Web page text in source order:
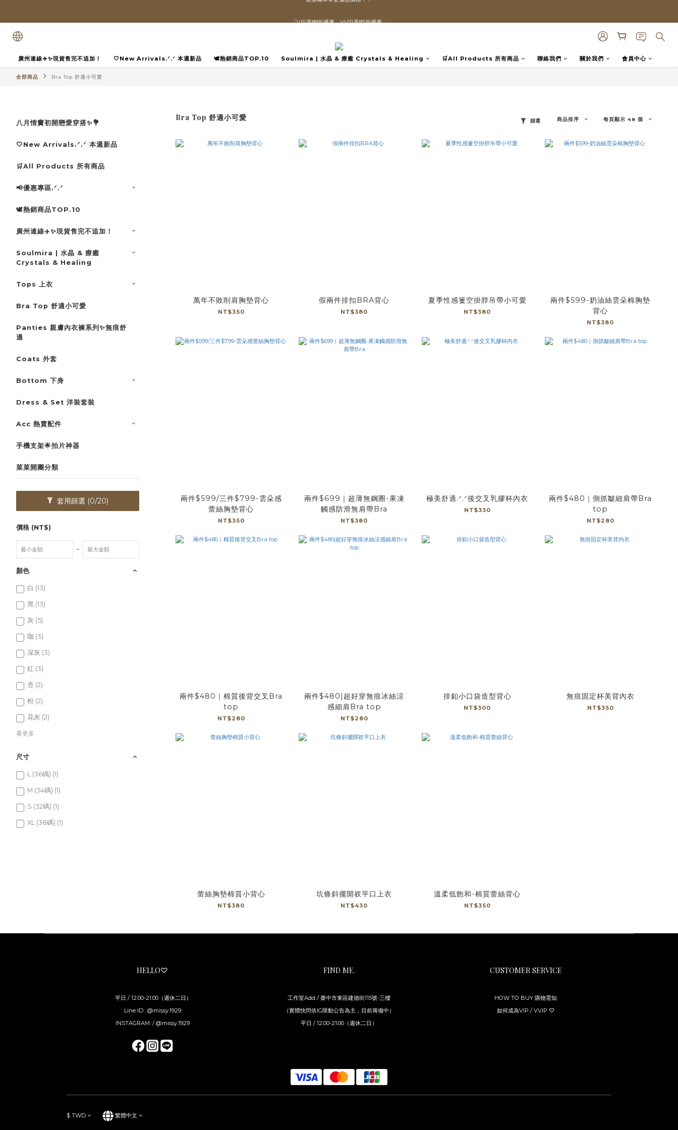
直播喊單享更優惠價格！！
廣州連線✈️✨現貨售完不追加！ 🤍New Arrivals.ᐟ.ᐟ 本週新品 🕊️熱銷商品TOP.10 Soulmira | 水晶 & 療癒 Crystals & Healing 🛒All Products 所有商品 聯絡我們 關於我們 會員中心
全部商品 Bra Top 舒適小可愛
八月情竇初開戀愛穿搭✨💐
🤍New Arrivals.ᐟ.ᐟ 本週新品
🛒All Products 所有商品
📢優惠專區.ᐟ.ᐟ
🕊️熱銷商品TOP.10
廣州連線✈️✨現貨售完不追加！
Soulmira | 水晶 & 療癒
Crystals & Healing
Tops 上衣
Bra Top 舒適小可愛
Panties 親膚內衣褲系列✨無痕舒
適
Coats 外套
Bottom 下身
Dress & Set 洋裝套裝
Acc 熱賣配件
手機支架🌟拍片神器
菜菜開團分類
套用篩選 (0/20)
價格 (NT$)
~
顏色
白 (13)
黑 (13)
灰 (5)
咖 (3)
深灰 (3)
紅 (3)
杏 (2)
粉 (2)
花灰 (2)
看更多
尺寸
L (36碼) (1)
M (34碼) (1)
S (32碼) (1)
XL (38碼) (1)
Bra Top 舒適小可愛 篩選 商品排序 每頁顯示 48 個
萬年不敗削肩胸墊背心
NT$350
假兩件排扣BRA背心
NT$380
夏季性感簍空掛脖吊帶小可愛
NT$380
兩件$599-奶油絲雲朵棉胸墊
背心
NT$380
兩件$599/三件$799-雲朵感
蕾絲胸墊背心
NT$350
兩件$699｜超薄無鋼圈-果凍
觸感防滑無肩帶Bra
NT$380
極美舒適.ᐟ.ᐟ後交叉乳膠杯內衣
NT$330
兩件$480｜側抓皺細肩帶Bra
top
NT$280
兩件$480｜棉質後背交叉Bra
top
NT$280
兩件$480|超好穿無痕冰絲涼
感細肩Bra top
NT$280
排釦小口袋造型背心
NT$300
無痕固定杯美背內衣
NT$350
蕾絲胸墊棉質小背心
NT$380
坑條斜擺開衩平口上衣
NT$430
溫柔低飽和-棉質蕾絲背心
NT$350
HELLO♡
平日 / 12:00-21:00（週休二日）
Line ID : @missy.1929
INSTAGRAM. / @missy.1929
FIND ME.
工作室Add / 臺中市東區建德街115號-三樓
（實體快閃依IG限動公告為主，目前籌備中）
平日 / 12:00-21:00（週休二日）
CUSTOMER SERVICE
HOW TO BUY 購物需知
如何成為VIP / VVIP ♡
$ TWD 繁體中文